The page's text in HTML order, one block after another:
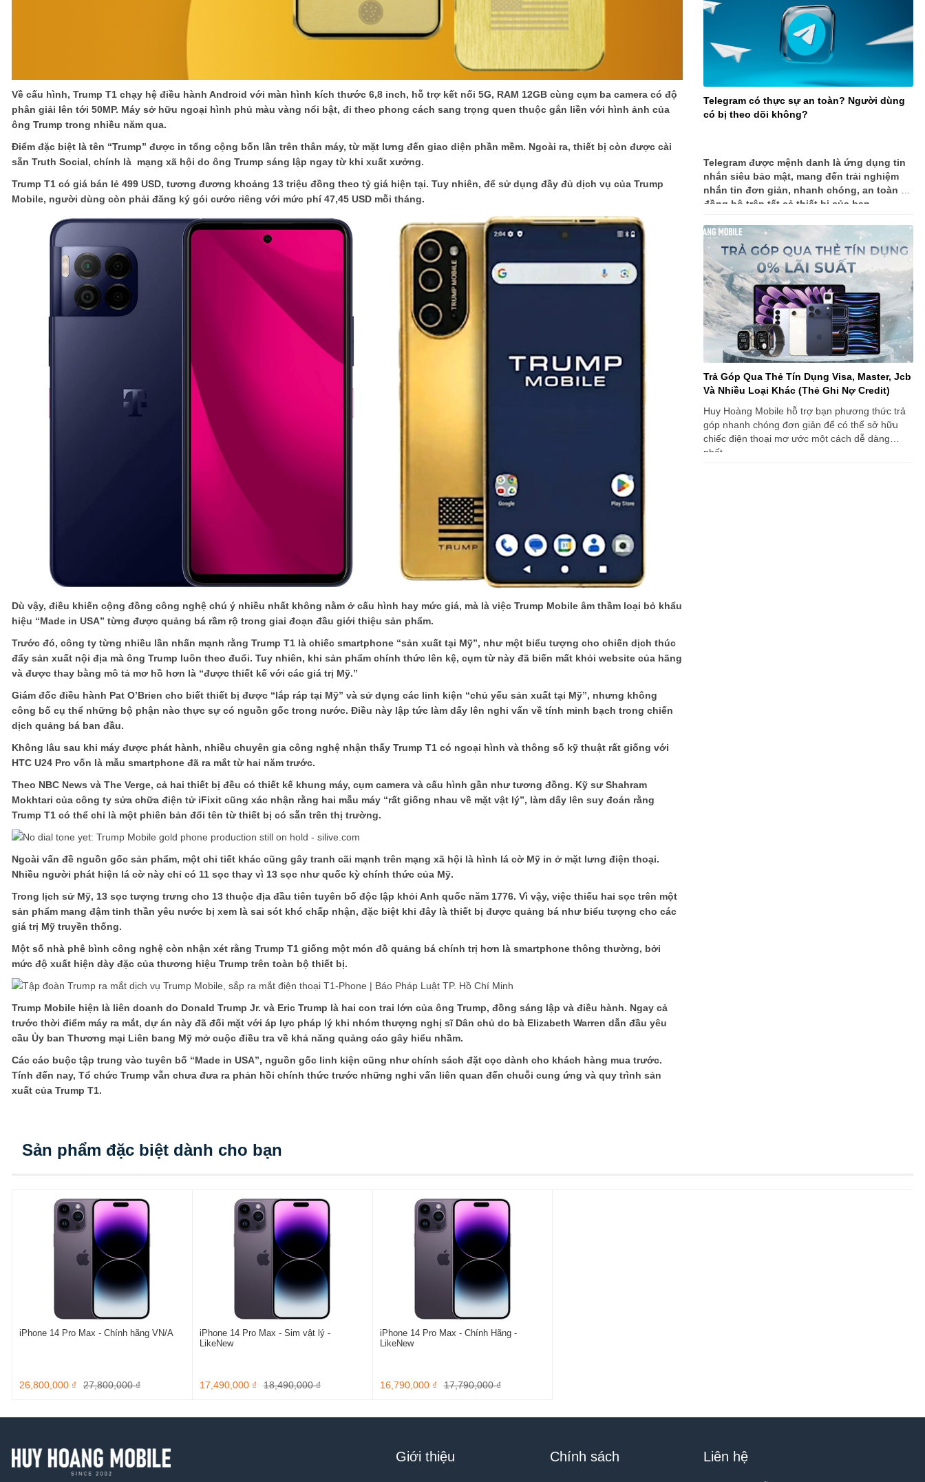
Về cấu hình, Trump T1 chạy hệ điều hành Android với màn hình kích thước 6,8 inch, hỗ trợ kết nối 5G, RAM 12GB cùng cụm ba camera có độ
phân giải lên tới 50MP. Máy sở hữu ngoại hình phủ màu vàng nổi bật, đi theo phong cách sang trọng quen thuộc gắn liền với hình ảnh của
ông Trump trong nhiều năm qua.
Điểm đặc biệt là tên “Trump” được in tổng cộng bốn lần trên thân máy, từ mặt lưng đến giao diện phần mềm. Ngoài ra, thiết bị còn được cài
sẵn Truth Social, chính là mạng xã hội do ông Trump sáng lập ngay từ khi xuất xưởng.
Trump T1 có giá bán lẻ 499 USD, tương đương khoảng 13 triệu đồng theo tỷ giá hiện tại. Tuy nhiên, để sử dụng đầy đủ dịch vụ của Trump
Mobile, người dùng còn phải đăng ký gói cước riêng với mức phí 47,45 USD mỗi tháng.
Dù vậy, điều khiến cộng đồng công nghệ chú ý nhiều nhất không nằm ở cấu hình hay mức giá, mà là việc Trump Mobile âm thầm loại bỏ khẩu
hiệu “Made in USA” từng được quảng bá rầm rộ trong giai đoạn đầu giới thiệu sản phẩm.
Trước đó, công ty từng nhiều lần nhấn mạnh rằng Trump T1 là chiếc smartphone “sản xuất tại Mỹ”, như một biểu tượng cho chiến dịch thúc
đẩy sản xuất nội địa mà ông Trump luôn theo đuổi. Tuy nhiên, khi sản phẩm chính thức lên kệ, cụm từ này đã biến mất khỏi website của hãng
và được thay bằng mô tả mơ hồ hơn là “được thiết kế với các giá trị Mỹ.”
Giám đốc điều hành Pat O’Brien cho biết thiết bị được “lắp ráp tại Mỹ” và sử dụng các linh kiện “chủ yếu sản xuất tại Mỹ”, nhưng không
công bố cụ thể những bộ phận nào thực sự có nguồn gốc trong nước. Điều này lập tức làm dấy lên nghi vấn về tính minh bạch trong chiến
dịch quảng bá ban đầu.
Không lâu sau khi máy được phát hành, nhiều chuyên gia công nghệ nhận thấy Trump T1 có ngoại hình và thông số kỹ thuật rất giống với
HTC U24 Pro vốn là mẫu smartphone đã ra mắt từ hai năm trước.
Theo NBC News và The Verge, cả hai thiết bị đều có thiết kế khung máy, cụm camera và cấu hình gần như tương đồng. Kỹ sư Shahram
Mokhtari của công ty sửa chữa điện tử iFixit cũng xác nhận rằng hai mẫu máy “rất giống nhau về mặt vật lý”, làm dấy lên suy đoán rằng
Trump T1 có thể chỉ là một phiên bản đổi tên từ thiết bị có sẵn trên thị trường.
Ngoài vấn đề nguồn gốc sản phẩm, một chi tiết khác cũng gây tranh cãi mạnh trên mạng xã hội là hình lá cờ Mỹ in ở mặt lưng điện thoại.
Nhiều người phát hiện lá cờ này chỉ có 11 sọc thay vì 13 sọc như quốc kỳ chính thức của Mỹ.
Trong lịch sử Mỹ, 13 sọc tượng trưng cho 13 thuộc địa đầu tiên tuyên bố độc lập khỏi Anh quốc năm 1776. Vì vậy, việc thiếu hai sọc trên một
sản phẩm mang đậm tinh thần yêu nước bị xem là sai sót khó chấp nhận, đặc biệt khi đây là thiết bị được quảng bá như biểu tượng cho các
giá trị Mỹ truyền thống.
Một số nhà phê bình công nghệ còn nhận xét rằng Trump T1 giống một món đồ quảng bá chính trị hơn là smartphone thông thường, bởi
mức độ xuất hiện dày đặc của thương hiệu Trump trên toàn bộ thiết bị.
Trump Mobile hiện là liên doanh do Donald Trump Jr. và Eric Trump là hai con trai lớn của ông Trump, đồng sáng lập và điều hành. Ngay cả
trước thời điểm máy ra mắt, dự án này đã đối mặt với áp lực pháp lý khi nhóm thượng nghị sĩ Dân chủ do bà Elizabeth Warren dẫn đầu yêu
cầu Ủy ban Thương mại Liên bang Mỹ mở cuộc điều tra về khả năng quảng cáo gây hiểu nhầm.
Các cáo buộc tập trung vào tuyên bố “Made in USA”, nguồn gốc linh kiện cũng như chính sách đặt cọc dành cho khách hàng mua trước.
Tính đến nay, Tổ chức Trump vẫn chưa đưa ra phản hồi chính thức trước những nghi vấn liên quan đến chuỗi cung ứng và quy trình sản
xuất của Trump T1.
Telegram có thực sự an toàn? Người dùng
có bị theo dõi không?
Telegram được mệnh danh là ứng dụng tin
nhắn siêu bảo mật, mang đến trải nghiệm
nhắn tin đơn giản, nhanh chóng, an toàn và
đồng bộ trên tất cả thiết bị của bạn.
Trả Góp Qua Thẻ Tín Dụng Visa, Master, Jcb
Và Nhiều Loại Khác (Thẻ Ghi Nợ Credit)
Huy Hoàng Mobile hỗ trợ bạn phương thức trả
góp nhanh chóng đơn giản để có thể sở hữu
chiếc điện thoại mơ ước một cách dễ dàng
nhất.
Sản phẩm đặc biệt dành cho bạn
iPhone 14 Pro Max - Chính hãng VN/A
26,800,000 ₫ 27,800,000 ₫
iPhone 14 Pro Max - Sim vật lý -
LikeNew
17,490,000 ₫ 18,490,000 ₫
iPhone 14 Pro Max - Chính Hãng -
LikeNew
16,790,000 ₫ 17,790,000 ₫
Giới thiệu Chính sách Liên hệ